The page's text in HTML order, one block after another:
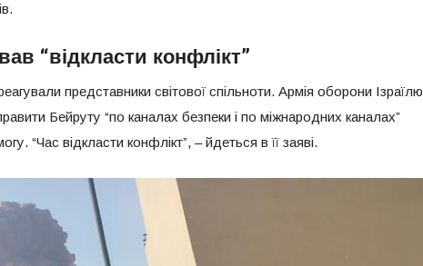
“відкласти конфлікт”
представники світової спільноти. Армія оборони Ізраїлю
Бейруту “по каналах безпеки і по міжнародних каналах”
“Час відкласти конфлікт”, – йдеться в її заяві.